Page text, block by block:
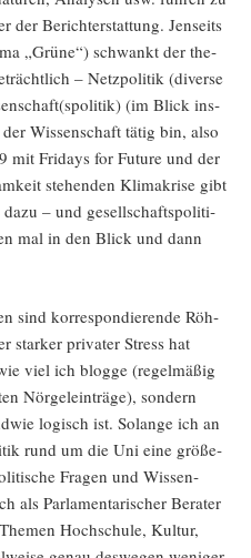
der Bericht­erstat­tung. Jen­seits
„Grü­ne“) schwankt der the­
– Netz­po­li­tik (diver­se
(im Blick ins­
Wis­sen­schaft tätig bin, also
mit Fri­days for Future und der
ste­hen­den Kli­ma­kri­se gibt
dazu – und gesell­schafts­po­li­ti­
mal in den Blick und dann
sind kor­re­spon­die­ren­de Röh­
star­ker pri­va­ter Stress hat
viel ich blog­ge (regel­mä­ßig
Nör­ge­lein­trä­ge), son­dern
logisch ist. Solan­ge ich an
rund um die Uni eine grö­ße­
Fra­gen und Wis­sen­
als Par­la­men­ta­ri­scher Bera­ter
Hoch­schu­le, Kul­tur,